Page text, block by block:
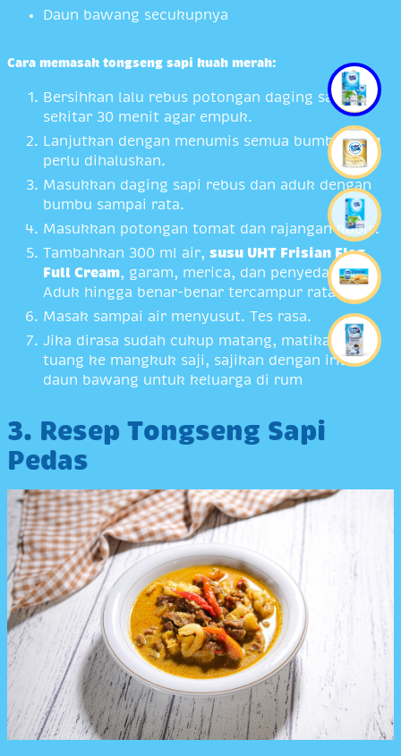
Daun bawang secukupnya
Cara memasak tongseng sapi kuah merah:
Bersihkan lalu rebus potongan daging sapi
sekitar 30 menit agar empuk.
Lanjutkan dengan menumis semua bumbu yang
perlu dihaluskan.
Masukkan daging sapi rebus dan aduk dengan
bumbu sampai rata.
Masukkan potongan tomat dan rajangan kubis.
Tambahkan 300 ml air, susu UHT Frisian Flag
Full Cream, garam, merica, dan penyedap rasa.
Aduk hingga benar-benar tercampur rata.
Masak sampai air menyusut. Tes rasa.
Jika dirasa sudah cukup matang, matikan api,
tuang ke mangkuk saji, sajikan dengan irisan
daun bawang untuk keluarga di rum
3. Resep Tongseng Sapi
Pedas